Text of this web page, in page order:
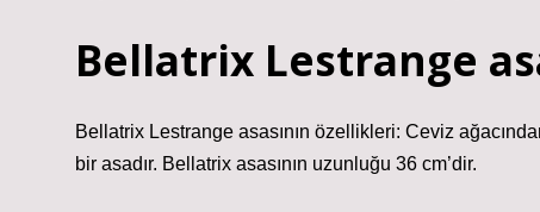
Bellatrix Lestrange
Bellatrix Lestrange asasının özellikleri: Ceviz
bir asadır. Bellatrix asasının uzunluğu 36 cm’dir.